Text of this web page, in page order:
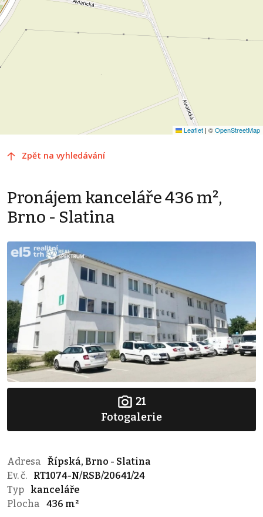
Leaflet | ©OpenStreetMap
Zpět na vyhledávání
Pronájem kanceláře 436 m²,
Brno - Slatina
21
Fotogalerie
Adresa
Řípská, Brno - Slatina
Ev. č.
RT1074-N/RSB/20641/24
Typ
kanceláře
Plocha
436 m²